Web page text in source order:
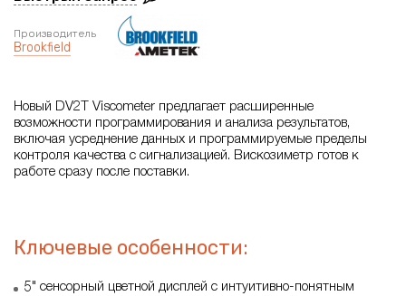
Производитель
Brookfield
Новый DV2T Viscometer предлагает расширенные
возможности программирования и анализа результатов,
включая усреднение данных и программируемые пределы
контроля качества с сигнализацией. Вискозиметр готов к
работе сразу после поставки.
Ключевые особенности:
5" сенсорный цветной дисплей с интуитивно-понятным